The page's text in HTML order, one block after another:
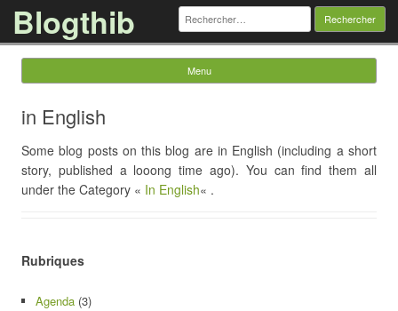
Blogthib Rechercher :
Menu
in English
Some blog posts on this blog are in English (including a short
story, published a looong time ago). You can find them all
under the Category « In English« .
Rubriques
Agenda (3)